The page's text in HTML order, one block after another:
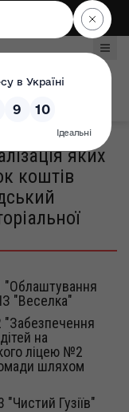
яких
коштів
"Облаштування
"Веселка"
"Забезпечення
на
ліцею №2
шляхом
Гузіїв"